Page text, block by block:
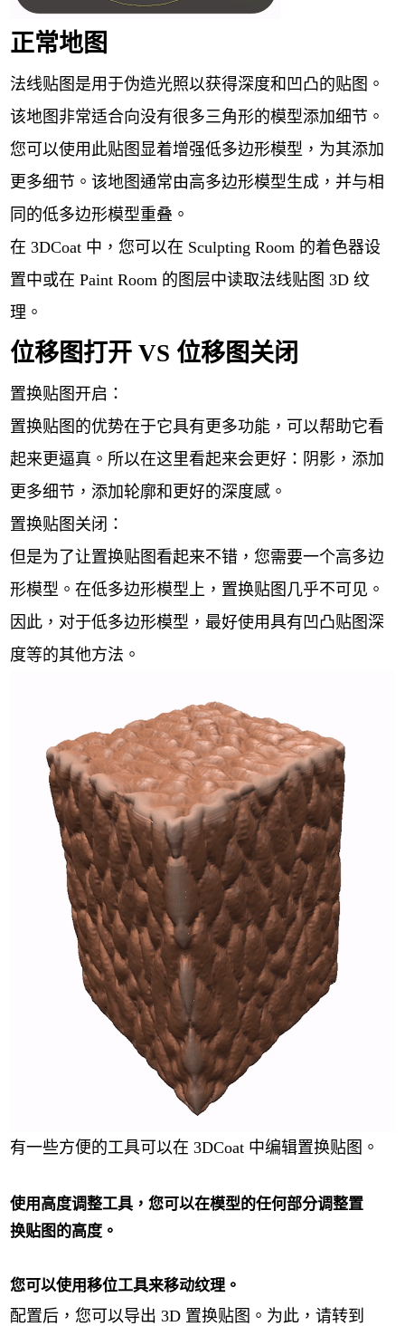
正常地图
法线贴图是用于伪造光照以获得深度和凹凸的贴图。
该地图非常适合向没有很多三角形的模型添加细节。
您可以使用此贴图显着增强低多边形模型，为其添加
更多细节。该地图通常由高多边形模型生成，并与相
同的低多边形模型重叠。
在 3DСoat 中，您可以在 Sculpting Room 的着色器设
置中或在 Paint Room 的图层中读取法线贴图 3D 纹
理。
位移图打开 VS 位移图关闭
置换贴图开启：
置换贴图的优势在于它具有更多功能，可以帮助它看
起来更逼真。所以在这里看起来会更好：阴影，添加
更多细节，添加轮廓和更好的深度感。
置换贴图关闭：
但是为了让置换贴图看起来不错，您需要一个高多边
形模型。在低多边形模型上，置换贴图几乎不可见。
因此，对于低多边形模型，最好使用具有凹凸贴图深
度等的其他方法。
有一些方便的工具可以在 3DCoat 中编辑置换贴图。
使用高度调整工具，您可以在模型的任何部分调整置
换贴图的高度。
您可以使用移位工具来移动纹理。
配置后，您可以导出 3D 置换贴图。为此，请转到